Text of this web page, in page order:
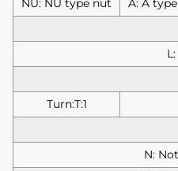
NU: NU type nut
A: A
Turn:T:1
N: